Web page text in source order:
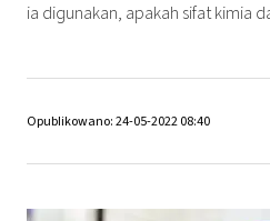
ia digunakan, apakah sifat kimia
Opublikowano: 24-05-2022 08:40